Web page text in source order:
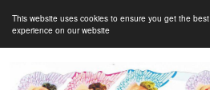
This website uses cookies to ensure you get the best
experience on our website